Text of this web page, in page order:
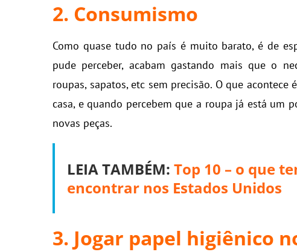
2. Consumismo
Como quase tudo no país é muito barato, é de
pude perceber, acabam gastando mais que o
roupas, sapatos, etc sem precisão. O que
casa, e quando percebem que a roupa já está um
novas peças.
LEIA TAMBÉM: Top 10 – o que
encontrar nos Estados Unidos
3. Jogar papel higiênico